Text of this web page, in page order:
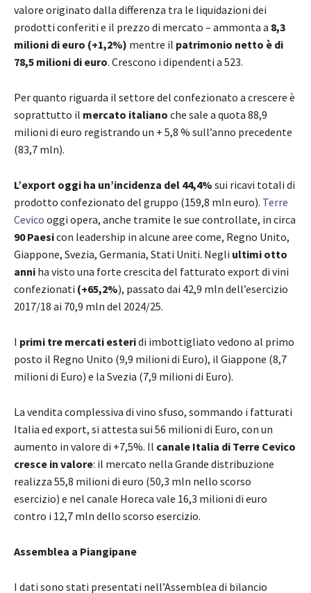
valore originato dalla differenza tra le liquidazioni dei
prodotti conferiti e il prezzo di mercato – ammonta a 8,3
milioni di euro (+1,2%) mentre il patrimonio netto è di
78,5 milioni di euro. Crescono i dipendenti a 523.
Per quanto riguarda il settore del confezionato a crescere è
soprattutto il mercato italiano che sale a quota 88,9
milioni di euro registrando un + 5,8 % sull’anno precedente
(83,7 mln).
L’export oggi ha un’incidenza del 44,4% sui ricavi totali di
prodotto confezionato del gruppo (159,8 mln euro). Terre
Cevico oggi opera, anche tramite le sue controllate, in circa
90 Paesicon leadership in alcune aree come, Regno Unito,
Giappone, Svezia, Germania, Stati Uniti. Negli ultimi otto
anni ha visto una forte crescita del fatturato export di vini
confezionati (+65,2%), passato dai 42,9 mln dell’esercizio
2017/18 ai 70,9 mln del 2024/25.
I primi tre mercati esteridi imbottigliato vedono al primo
posto il Regno Unito (9,9 milioni di Euro), il Giappone (8,7
milioni di Euro) e la Svezia (7,9 milioni di Euro).
La vendita complessiva di vino sfuso, sommando i fatturati
Italia ed export, si attesta sui 56 milioni di Euro, con un
aumento in valore di +7,5%. Il canale Italia di Terre Cevico
cresce in valore: il mercato nella Grande distribuzione
realizza 55,8 milioni di euro (50,3 mln nello scorso
esercizio) e nel canale Horeca vale 16,3 milioni di euro
contro i 12,7 mln dello scorso esercizio.
Assemblea a Piangipane
I dati sono stati presentati nell’Assemblea di bilancio